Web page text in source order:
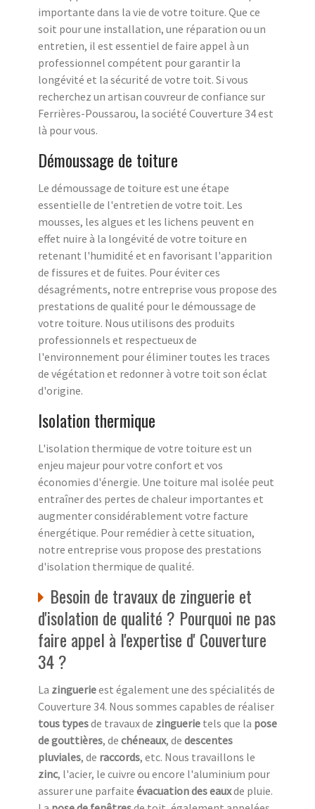
importante dans la vie de votre toiture. Que ce
soit pour une installation, une réparation ou un
entretien, il est essentiel de faire appel à un
professionnel compétent pour garantir la
longévité et la sécurité de votre toit. Si vous
recherchez un artisan couvreur de confiance sur
Ferrières-Poussarou, la société Couverture 34 est
là pour vous.
Démoussage de toiture
Le démoussage de toiture est une étape
essentielle de l'entretien de votre toit. Les
mousses, les algues et les lichens peuvent en
effet nuire à la longévité de votre toiture en
retenant l'humidité et en favorisant l'apparition
de fissures et de fuites. Pour éviter ces
désagréments, notre entreprise vous propose des
prestations de qualité pour le démoussage de
votre toiture. Nous utilisons des produits
professionnels et respectueux de
l'environnement pour éliminer toutes les traces
de végétation et redonner à votre toit son éclat
d'origine.
Isolation thermique
L'isolation thermique de votre toiture est un
enjeu majeur pour votre confort et vos
économies d'énergie. Une toiture mal isolée peut
entraîner des pertes de chaleur importantes et
augmenter considérablement votre facture
énergétique. Pour remédier à cette situation,
notre entreprise vous propose des prestations
d'isolation thermique de qualité.
Besoin de travaux de zinguerie et
d'isolation de qualité ? Pourquoi ne pas
faire appel à l'expertise d' Couverture
34 ?
La zinguerieest également une des spécialités de
Couverture 34. Nous sommes capables de réaliser
tous typesde travaux de zinguerie tels que la pose
de gouttières, de chéneaux, de descentes
pluviales, de raccords, etc. Nous travaillons le
zinc, l'acier, le cuivre ou encore l'aluminium pour
assurer une parfaite évacuation des eauxde pluie.